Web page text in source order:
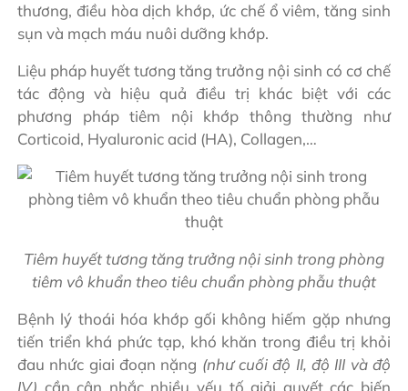
thương, điều hòa dịch khớp, ức chế ổ viêm, tăng sinh
sụn và mạch máu nuôi dưỡng khớp.
Liệu pháp huyết tương tăng trưởng nội sinh có cơ chế
tác động và hiệu quả điều trị khác biệt với các
phương pháp tiêm nội khớp thông thường như
Corticoid, Hyaluronic acid (HA), Collagen,…
Tiêm huyết tương tăng trưởng nội sinh trong phòng
tiêm vô khuẩn theo tiêu chuẩn phòng phẫu thuật
Bệnh lý thoái hóa khớp gối không hiếm gặp nhưng
tiến triển khá phức tạp, khó khăn trong điều trị khỏi
đau nhức giai đoạn nặng (như cuối độ II, độ III và độ
IV) cần cân nhắc nhiều yếu tố giải quyết các biến